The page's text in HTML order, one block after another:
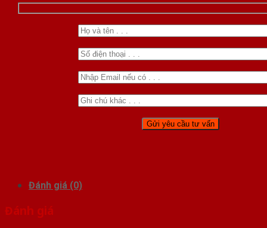
Đánh giá (0)
Đánh giá